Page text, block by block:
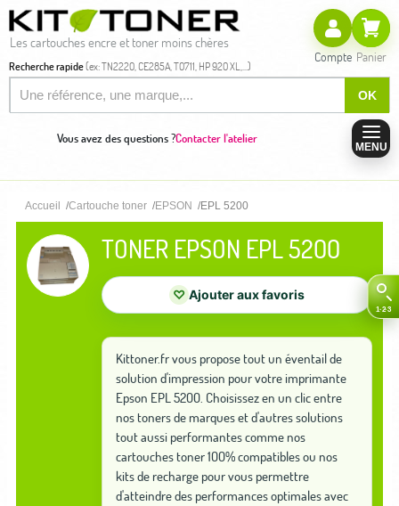
Les cartouches encre et toner moins chères
Recherche rapide(ex: TN2220, CE285A, T0711, HP 920 XL,...)
OK
Compte Panier
Vous avez des questions ?Contacter l'atelier
MENU
Accueil Cartouche toner EPSON EPL 5200
TONER EPSON EPL 5200
♡ Ajouter aux favoris
Kittoner.fr vous propose tout un éventail de
solution d'impression pour votre imprimante
Epson EPL 5200. Choisissez en un clic entre
nos toners de marques et d'autres solutions
tout aussi performantes comme nos
cartouches toner 100% compatibles ou nos
kits de recharge pour vous permettre
d'atteindre des performances optimales avec